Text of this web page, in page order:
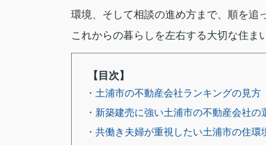
環境、そして相談の進め方まで、順を追
これからの暮らしを左右する大切な住ま
【目次】
・土浦市の不動産会社ランキングの見方
・新築建売に強い土浦市の不動産会社の
・共働き夫婦が重視したい土浦市の住環